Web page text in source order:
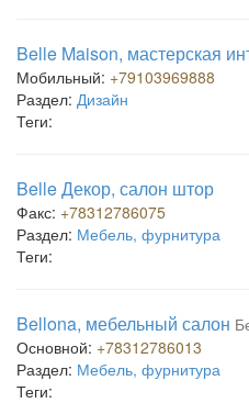
Belle Maison, мастерская
Мобильный: +79103969888
Раздел: Дизайн
Теги:
Belle Декор, салон штор
Факс: +78312786075
Раздел: Мебель, фурнитура
Теги:
Bellona, мебельный салон
Основной: +78312786013
Раздел: Мебель, фурнитура
Теги: